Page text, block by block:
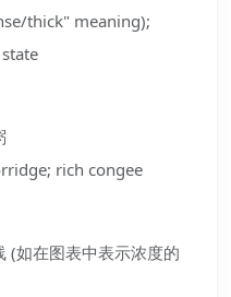
thick" meaning);
rich congee
(如在图表中表示浓度的